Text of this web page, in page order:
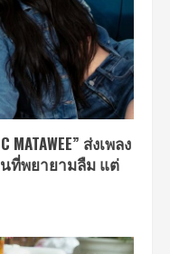
ส่งเพลง
นที่พยายามลืม แต่